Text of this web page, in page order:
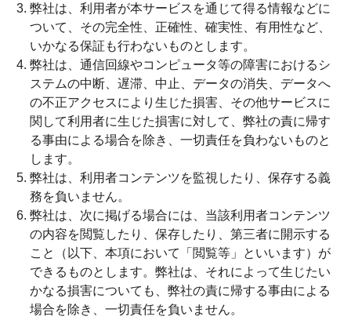
弊社は、利用者が本サービスを通じて得る情報などに
ついて、その完全性、正確性、確実性、有用性など、
いかなる保証も行わないものとします。
弊社は、通信回線やコンピュータ等の障害におけるシ
ステムの中断、遅滞、中止、データの消失、データへ
の不正アクセスにより生じた損害、その他サービスに
関して利用者に生じた損害に対して、弊社の責に帰す
る事由による場合を除き、一切責任を負わないものと
します。
弊社は、利用者コンテンツを監視したり、保存する義
務を負いません。
弊社は、次に掲げる場合には、当該利用者コンテンツ
の内容を閲覧したり、保存したり、第三者に開示する
こと（以下、本項において「閲覧等」といいます）が
できるものとします。弊社は、それによって生じたい
かなる損害についても、弊社の責に帰する事由による
場合を除き、一切責任を負いません。